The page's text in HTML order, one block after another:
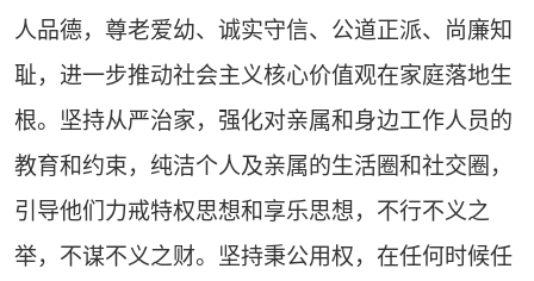
人品德，尊老爱幼、诚实守信、公道正派、尚廉知
耻，进一步推动社会主义核心价值观在家庭落地生
根。坚持从严治家，强化对亲属和身边工作人员的
教育和约束，纯洁个人及亲属的生活圈和社交圈，
引导他们力戒特权思想和享乐思想，不行不义之
举，不谋不义之财。坚持秉公用权，在任何时候任